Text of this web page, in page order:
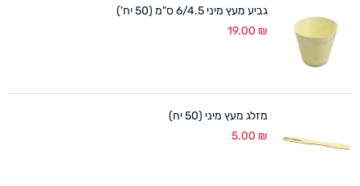
גביע מעץ מיני 6/4.5 ס"מ (50 יח')
19.00 ₪
מזלג מעץ מיני (50 יח)
5.00 ₪